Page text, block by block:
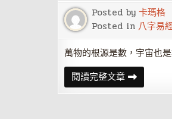
Posted by 卡瑪格
Posted in 八字易
萬物的根源是數，宇宙也
閱讀完整文章九
九
八